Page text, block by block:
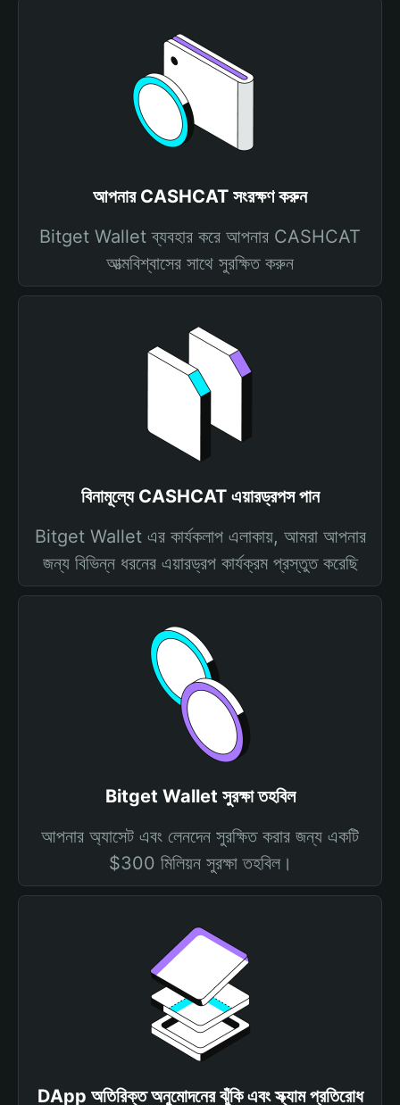
আপনার CASHCAT সংরক্ষণ করুন
Bitget Wallet ব্যবহার করে আপনার CASHCAT
আত্মবিশ্বাসের সাথে সুরক্ষিত করুন
বিনামূল্যে CASHCAT এয়ারড্রপস পান
Bitget Wallet এর কার্যকলাপ এলাকায়, আমরা আপনার
জন্য বিভিন্ন ধরনের এয়ারড্রপ কার্যক্রম প্রস্তুত করেছি
Bitget Wallet সুরক্ষা তহবিল
আপনার অ্যাসেট এবং লেনদেন সুরক্ষিত করার জন্য একটি
$300 মিলিয়ন সুরক্ষা তহবিল।
DApp অতিরিক্ত অনুমোদনের ঝুঁকি এবং স্ক্যাম প্রতিরোধ